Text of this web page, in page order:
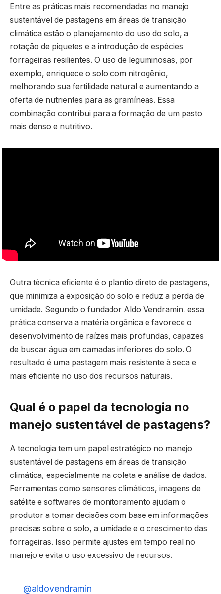
Entre as práticas mais recomendadas no manejo
sustentável de pastagens em áreas de transição
climática estão o planejamento do uso do solo, a
rotação de piquetes e a introdução de espécies
forrageiras resilientes. O uso de leguminosas, por
exemplo, enriquece o solo com nitrogênio,
melhorando sua fertilidade natural e aumentando a
oferta de nutrientes para as gramíneas. Essa
combinação contribui para a formação de um pasto
mais denso e nutritivo.
Outra técnica eficiente é o plantio direto de pastagens,
que minimiza a exposição do solo e reduz a perda de
umidade. Segundo o fundador Aldo Vendramin, essa
prática conserva a matéria orgânica e favorece o
desenvolvimento de raízes mais profundas, capazes
de buscar água em camadas inferiores do solo. O
resultado é uma pastagem mais resistente à seca e
mais eficiente no uso dos recursos naturais.
Qual é o papel da tecnologia no
manejo sustentável de pastagens?
A tecnologia tem um papel estratégico no manejo
sustentável de pastagens em áreas de transição
climática, especialmente na coleta e análise de dados.
Ferramentas como sensores climáticos, imagens de
satélite e softwares de monitoramento ajudam o
produtor a tomar decisões com base em informações
precisas sobre o solo, a umidade e o crescimento das
forrageiras. Isso permite ajustes em tempo real no
manejo e evita o uso excessivo de recursos.
@aldovendramin